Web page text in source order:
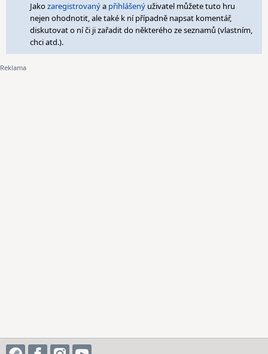
Jakozaregistrovanýa přihlášený uživatel můžete tuto hru
nejen ohodnotit, ale také k ní případně napsat komentář,
diskutovat o ní či ji zařadit do některého ze seznamů (vlastním,
chci atd.).